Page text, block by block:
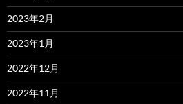
2023年2月
2023年1月
2022年12月
2022年11月